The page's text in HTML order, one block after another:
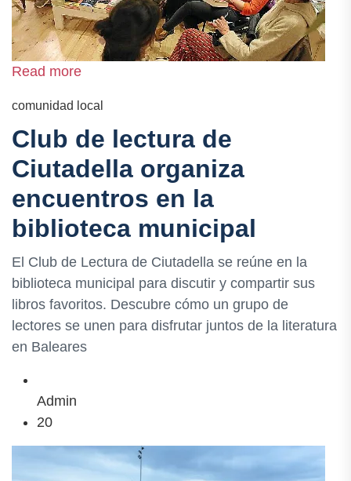
Read more
comunidad local
Club de lectura de
Ciutadella organiza
encuentros en la
biblioteca municipal
El Club de Lectura de Ciutadella se reúne en la
biblioteca municipal para discutir y compartir sus
libros favoritos. Descubre cómo un grupo de
lectores se unen para disfrutar juntos de la literatura
en Baleares
Admin
20